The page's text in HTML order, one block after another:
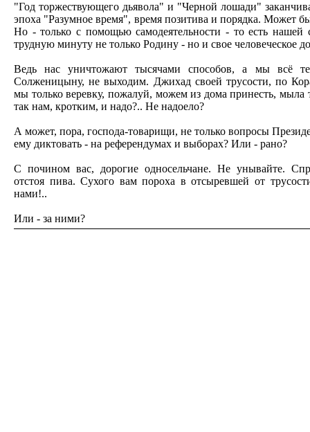
"Год торжествующего дьявола" и "Черной лошади"
эпоха "Разумное время", время позитива и порядка. Может
Но - только с помощью самодеятельности - то есть нашей
трудную минуту не только Родину - но и свое человеческое
Ведь нас уничтожают тысячами способов, а мы всё
Солженицыну, не выходим. Джихад своей трусости, по
мы только веревку, пожалуй, можем из дома принесть, мыла
так нам, кротким, и надо?.. Не надоело?
А может, пора, господа-товарищи, не только вопросы
ему диктовать - на референдумах и выборах? Или - рано?
С почином вас, дорогие односельчане. Не унывайте.
отстоя пива. Сухого вам пороха в отсыревшей от
нами!..
Или - за ними?